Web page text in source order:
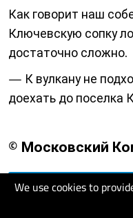
We use cookies to
Как говорит наш
Ключевскую сопку
достаточно сложно.
— К вулкану не
доехать до поселка
© Московский